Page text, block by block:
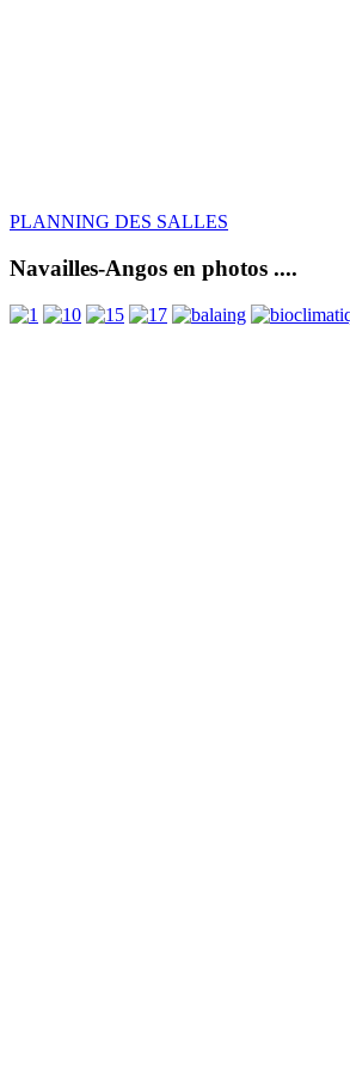
PLANNING DES SALLES
Navailles-Angos en photos ....